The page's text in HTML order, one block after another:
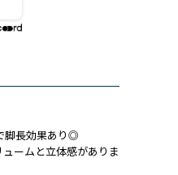
脚長効果あり◎
ームと立体感がありま